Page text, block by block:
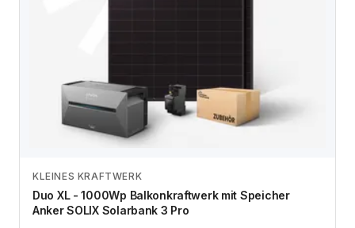
Zum Angebot
KLEINES KRAFTWERK
Duo XL - 1000Wp Balkonkraftwerk mit Speicher
Anker SOLIX Solarbank 3 Pro